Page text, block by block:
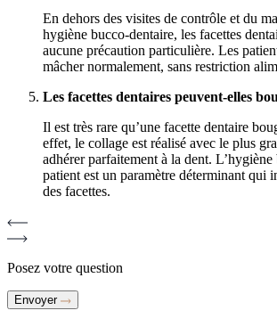
En dehors des visites de contrôle et du
hygiène bucco-dentaire, les facettes
aucune précaution particulière. Les
mâcher normalement, sans restriction
Les facettes dentaires peuvent-elles
Il est très rare qu’une facette dentaire
effet, le collage est réalisé avec le plus
adhérer parfaitement à la dent.
patient est un paramètre déterminant qui
des facettes.
Posez votre question
Envoyer